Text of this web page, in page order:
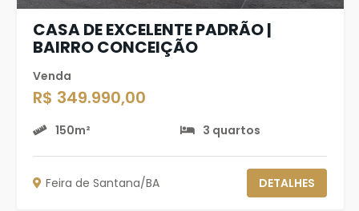
CASA DE EXCELENTE PADRÃO |
BAIRRO CONCEIÇÃO
Venda
R$ 349.990,00
150m² 3 quartos
Feira de Santana/BA DETALHES